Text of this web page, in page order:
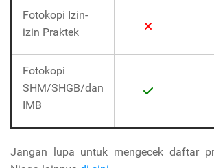
Fotokopi Izin-
izin Praktek
Fotokopi
SHM/SHGB/dan
IMB
Jangan lupa untuk mengecek daftar